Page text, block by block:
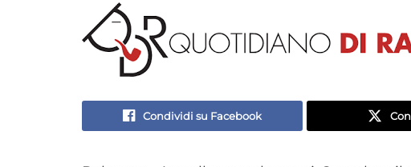
Condividi su Facebook